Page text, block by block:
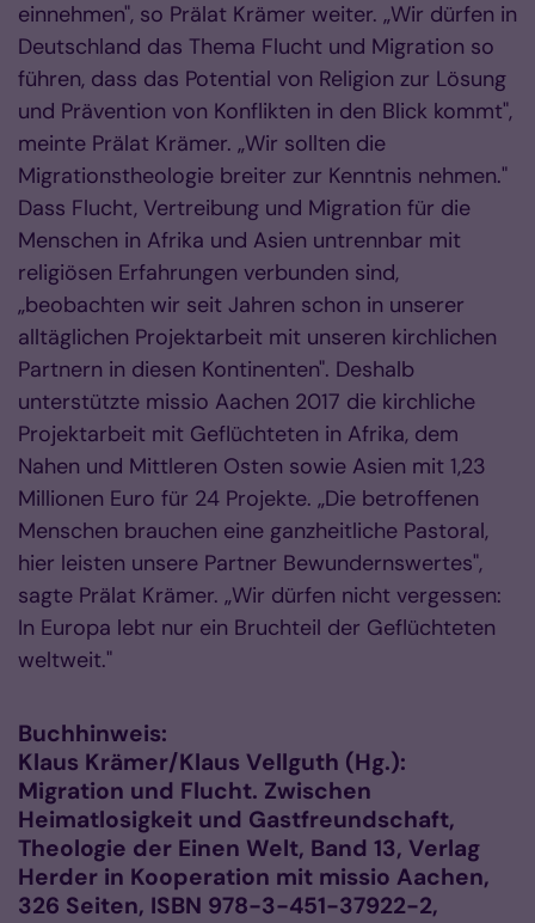
einnehmen", so Prälat Krämer weiter. „Wir dürfen in
Deutschland das Thema Flucht und Migration so
führen, dass das Potential von Religion zur Lösung
und Prävention von Konflikten in den Blick kommt",
meinte Prälat Krämer. „Wir sollten die
Migrationstheologie breiter zur Kenntnis nehmen."
Dass Flucht, Vertreibung und Migration für die
Menschen in Afrika und Asien untrennbar mit
religiösen Erfahrungen verbunden sind,
„beobachten wir seit Jahren schon in unserer
alltäglichen Projektarbeit mit unseren kirchlichen
Partnern in diesen Kontinenten". Deshalb
unterstützte missio Aachen 2017 die kirchliche
Projektarbeit mit Geflüchteten in Afrika, dem
Nahen und Mittleren Osten sowie Asien mit 1,23
Millionen Euro für 24 Projekte. „Die betroffenen
Menschen brauchen eine ganzheitliche Pastoral,
hier leisten unsere Partner Bewundernswertes",
sagte Prälat Krämer. „Wir dürfen nicht vergessen:
In Europa lebt nur ein Bruchteil der Geflüchteten
weltweit."
Buchhinweis:
Klaus Krämer/Klaus Vellguth (Hg.):
Migration und Flucht. Zwischen
Heimatlosigkeit und Gastfreundschaft,
Theologie der Einen Welt, Band 13, Verlag
Herder in Kooperation mit missio Aachen,
326 Seiten, ISBN 978-3-451-37922-2,